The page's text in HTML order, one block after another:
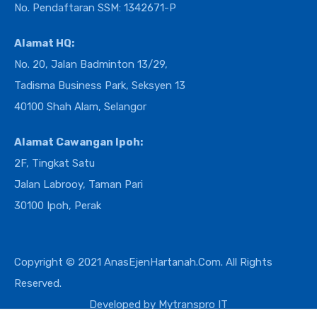
No. Pendaftaran SSM: 1342671-P
Alamat HQ:
No. 20, Jalan Badminton 13/29,
Tadisma Business Park, Seksyen 13
40100 Shah Alam, Selangor
Alamat Cawangan Ipoh:
2F, Tingkat Satu
Jalan Labrooy, Taman Pari
30100 Ipoh, Perak
Copyright © 2021 AnasEjenHartanah.Com. All Rights
Reserved.
Developed by Mytranspro IT